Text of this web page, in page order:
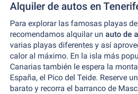
Alquiler de autos en
Para explorar las famosas playas
recomendamos alquilar un auto de
varias playas diferentes y así
calor al máximo. En la isla más
Canarias también le espera la
España, el Pico del Teide. Reserve
barato y recorra el barranco de